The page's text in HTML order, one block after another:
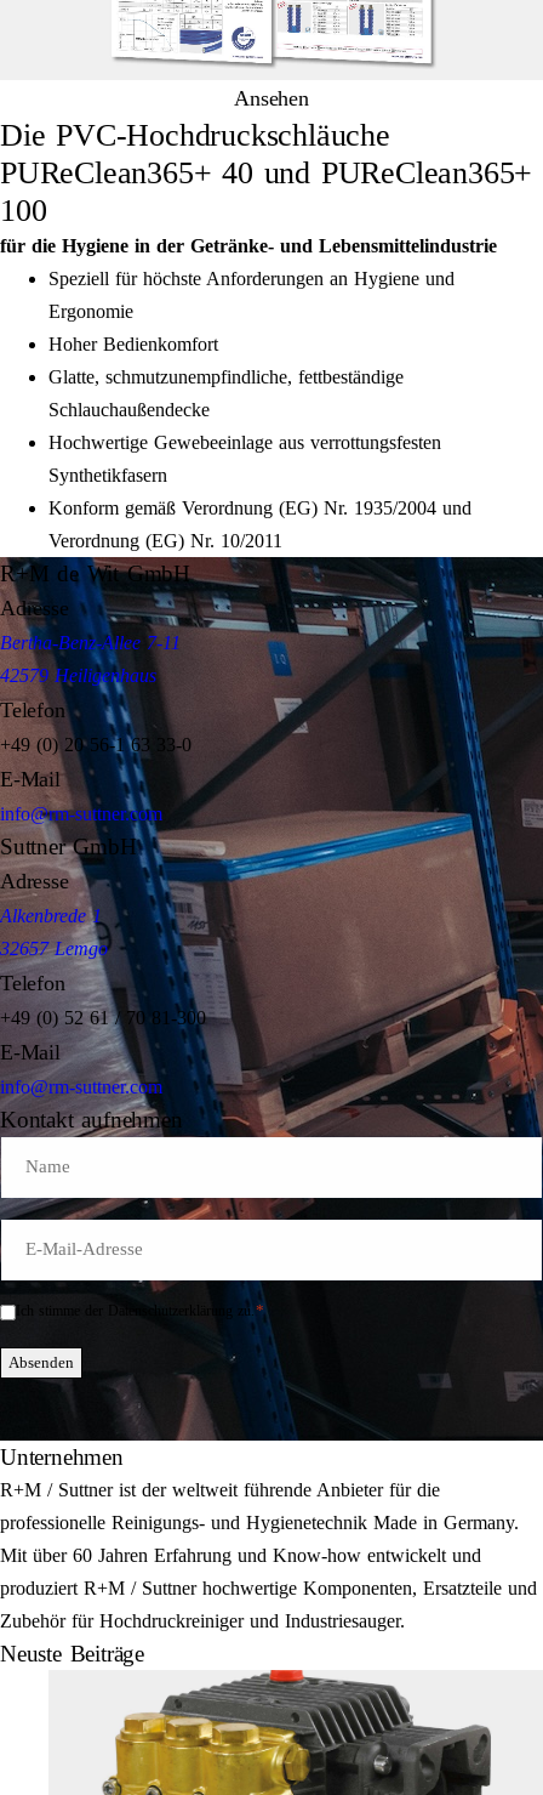
Ansehen
Die PVC-Hochdruckschläuche
PUReClean365+ 40 und PUReClean365+
100
für die Hygiene in der Getränke- und Lebensmittelindustrie
Speziell für höchste Anforderungen an Hygiene und
Ergonomie
Hoher Bedienkomfort
Glatte, schmutzunempfindliche, fettbeständige
Schlauchaußendecke
Hochwertige Gewebeeinlage aus verrottungsfesten
Synthetikfasern
Konform gemäß Verordnung (EG) Nr. 1935/2004 und
Verordnung (EG) Nr. 10/2011
R+M de Wit GmbH
Adresse
Bertha-Benz-Allee 7-11
42579 Heiligenhaus
Telefon
+49 (0) 20 56-1 63 33-0
E-Mail
info@rm-suttner.com
Suttner GmbH
Adresse
Alkenbrede 1
32657 Lemgo
Telefon
+49 (0) 52 61 / 70 81-300
E-Mail
info@rm-suttner.com
Kontakt aufnehmen
Mail
Einwilligung
Ich stimme der Datenschutzerklärung zu.*
Absenden
Unternehmen
R+M / Suttner ist der weltweit führende Anbieter für die
professionelle Reinigungs- und Hygienetechnik Made in Germany.
Mit über 60 Jahren Erfahrung und Know-how entwickelt und
produziert R+M / Suttner hochwertige Komponenten, Ersatzteile und
Zubehör für Hochdruckreiniger und Industriesauger.
Neuste Beiträge